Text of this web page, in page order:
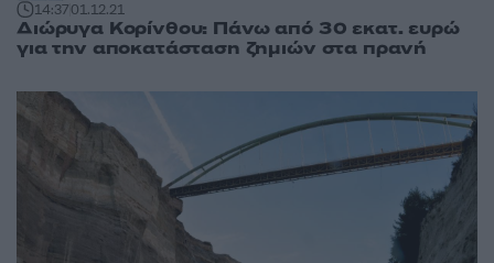
14:3701.12.21
Διώρυγα Κορίνθου: Πάνω από 30 εκατ. ευρώ
για την αποκατάσταση ζημιών στα πρανή